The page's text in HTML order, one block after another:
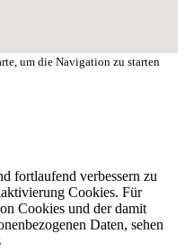
um die Navigation zu starten
fortlaufend verbessern zu
Cookies. Für
Cookies und der damit
Daten, sehen